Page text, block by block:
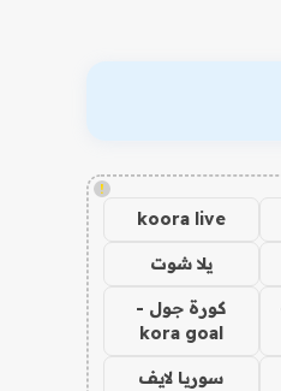
!
koora live
يلا شوت
كورة جول -
kora goal
سوريا لايف